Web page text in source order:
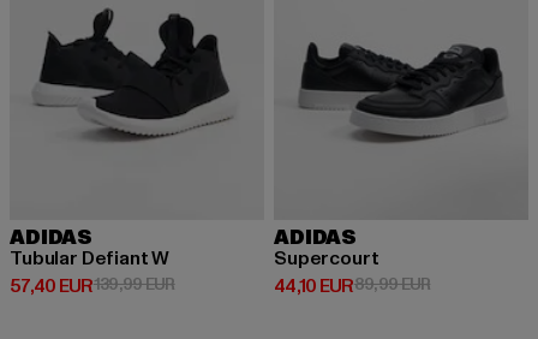
ADIDAS
Tubular Defiant W
57,40 EUR
Derzeitiger Preis: 57,40 EUR
139,99 EURAktionspreis: 139,99 EUR
ADIDAS
Supercourt
44,10 EUR
Derzeitiger Preis: 44,10 EUR
89,99 EURAktionspreis: